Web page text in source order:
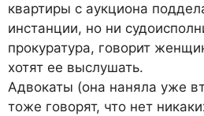
квартиры с аукциона
инстанции, но ни
прокуратура, говорит
хотят ее выслушать.
Адвокаты (она наняла уже
тоже говорят, что нет